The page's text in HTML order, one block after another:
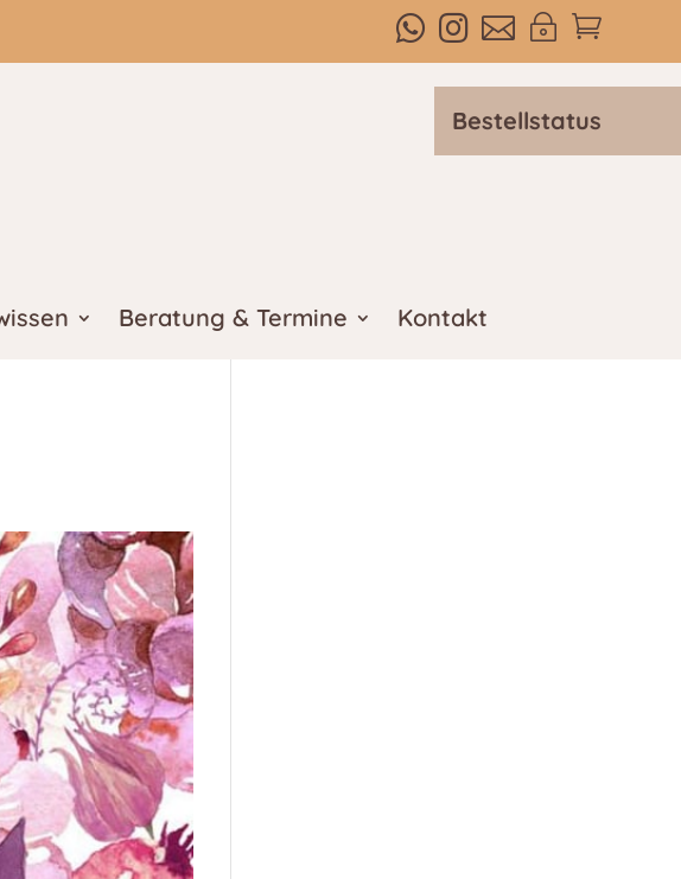

~



Bestellstatus
Beratung & Termine Kontakt